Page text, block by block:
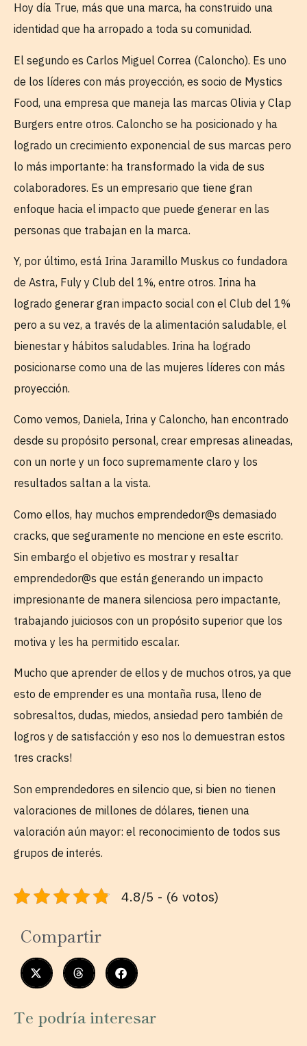
Hoy día True, más que una marca, ha construido una
identidad que ha arropado a toda su comunidad.
El segundo es Carlos Miguel Correa (Caloncho). Es uno
de los líderes con más proyección, es socio de Mystics
Food, una empresa que maneja las marcas Olivia y Clap
Burgers entre otros. Caloncho se ha posicionado y ha
logrado un crecimiento exponencial de sus marcas pero
lo más importante: ha transformado la vida de sus
colaboradores. Es un empresario que tiene gran
enfoque hacia el impacto que puede generar en las
personas que trabajan en la marca.
Y, por último, está Irina Jaramillo Muskus co fundadora
de Astra, Fuly y Club del 1%, entre otros. Irina ha
logrado generar gran impacto social con el Club del 1%
pero a su vez, a través de la alimentación saludable, el
bienestar y hábitos saludables. Irina ha logrado
posicionarse como una de las mujeres líderes con más
proyección.
Como vemos, Daniela, Irina y Caloncho, han encontrado
desde su propósito personal, crear empresas alineadas,
con un norte y un foco supremamente claro y los
resultados saltan a la vista.
Como ellos, hay muchos emprendedor@s demasiado
cracks, que seguramente no mencione en este escrito.
Sin embargo el objetivo es mostrar y resaltar
emprendedor@s que están generando un impacto
impresionante de manera silenciosa pero impactante,
trabajando juiciosos con un propósito superior que los
motiva y les ha permitido escalar.
Mucho que aprender de ellos y de muchos otros, ya que
esto de emprender es una montaña rusa, lleno de
sobresaltos, dudas, miedos, ansiedad pero también de
logros y de satisfacción y eso nos lo demuestran estos
tres cracks!
Son emprendedores en silencio que, si bien no tienen
valoraciones de millones de dólares, tienen una
valoración aún mayor: el reconocimiento de todos sus
grupos de interés.
4.8/5 - (6 votos)
Compartir
Te podría interesar